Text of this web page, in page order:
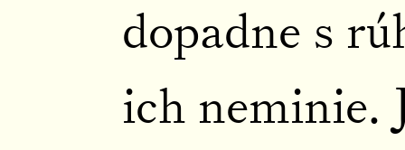
dopadne s
ich neminie.